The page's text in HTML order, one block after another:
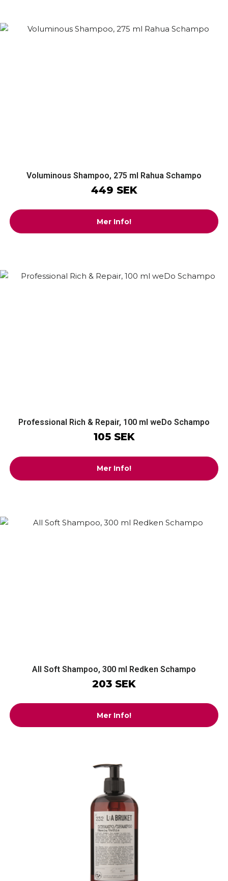
Voluminous Shampoo, 275 ml Rahua Schampo
449 SEK
Mer Info!
Professional Rich & Repair, 100 ml weDo Schampo
105 SEK
Mer Info!
All Soft Shampoo, 300 ml Redken Schampo
203 SEK
Mer Info!